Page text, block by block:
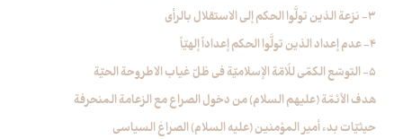
3- نزعة الذين تولَّوا الحكم إلى الاستقلال بالرأي‏
4- عدم إعداد الذين تولَّوا الحكم إعداداً إلهيّاً
5- التوسّع الكمّي للُامّة الإسلاميّة في ظلّ غياب الاطروحة الحيّة
هدف الأئمّة (عليهم السلام) من دخول الصراع مع الزعامة المنحرفة
حيثيّات بدء أمير المؤمنين (عليه السلام) الصراعَ السياسي